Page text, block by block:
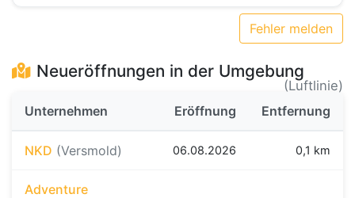
Fehler melden
Neueröffnungen in der Umgebung
(Luftlinie)
Unternehmen
Eröffnung Entfernung
NKD (Versmold) 06.08.2026 0,1 km
Adventure